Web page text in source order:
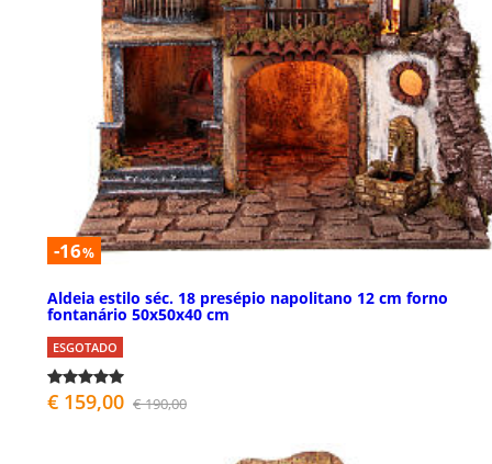
-16%
Aldeia estilo séc. 18 presépio napolitano 12 cm forno
fontanário 50x50x40 cm
ESGOTADO
€ 159,00 € 190,00